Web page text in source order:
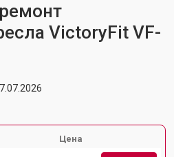
VictoryFit VF-
Цена